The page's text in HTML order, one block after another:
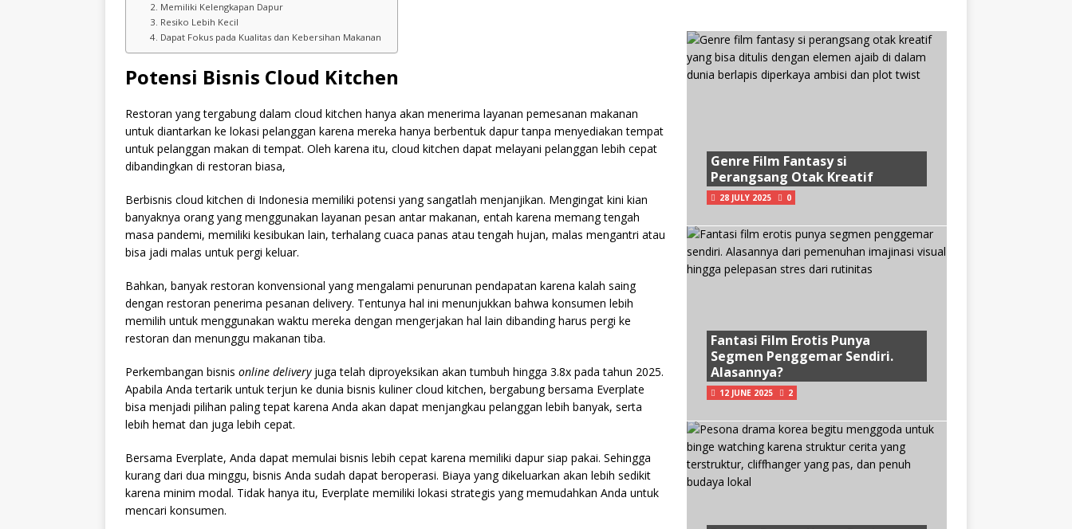
2. Memiliki Kelengkapan Dapur
3. Resiko Lebih Kecil
4. Dapat Fokus pada Kualitas dan Kebersihan Makanan
Potensi Bisnis Cloud Kitchen
Restoran yang tergabung dalam cloud kitchen hanya akan menerima layanan pemesanan makanan
untuk diantarkan ke lokasi pelanggan karena mereka hanya berbentuk dapur tanpa menyediakan tempat
untuk pelanggan makan di tempat. Oleh karena itu, cloud kitchen dapat melayani pelanggan lebih cepat
dibandingkan di restoran biasa,
Berbisnis cloud kitchen di Indonesia memiliki potensi yang sangatlah menjanjikan. Mengingat kini kian
banyaknya orang yang menggunakan layanan pesan antar makanan, entah karena memang tengah
masa pandemi, memiliki kesibukan lain, terhalang cuaca panas atau tengah hujan, malas mengantri atau
bisa jadi malas untuk pergi keluar.
Bahkan, banyak restoran konvensional yang mengalami penurunan pendapatan karena kalah saing
dengan restoran penerima pesanan delivery. Tentunya hal ini menunjukkan bahwa konsumen lebih
memilih untuk menggunakan waktu mereka dengan mengerjakan hal lain dibanding harus pergi ke
restoran dan menunggu makanan tiba.
Perkembangan bisnis online deliveryjuga telah diproyeksikan akan tumbuh hingga 3.8x pada tahun 2025.
Apabila Anda tertarik untuk terjun ke dunia bisnis kuliner cloud kitchen, bergabung bersama Everplate
bisa menjadi pilihan paling tepat karena Anda akan dapat menjangkau pelanggan lebih banyak, serta
lebih hemat dan juga lebih cepat.
Bersama Everplate, Anda dapat memulai bisnis lebih cepat karena memiliki dapur siap pakai. Sehingga
kurang dari dua minggu, bisnis Anda sudah dapat beroperasi. Biaya yang dikeluarkan akan lebih sedikit
karena minim modal. Tidak hanya itu, Everplate memiliki lokasi strategis yang memudahkan Anda untuk
mencari konsumen.
Genre Film Fantasy si
Perangsang Otak Kreatif
28 JULY 2025 0
Fantasi Film Erotis Punya
Segmen Penggemar Sendiri.
Alasannya?
12 JUNE 2025 2